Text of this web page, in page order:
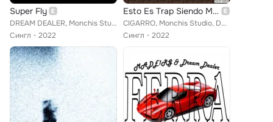
Super Fly
DREAM DEALER, Monchis Studio
Сингл
2022
Esto Es Trap Siendo Mas Rap
CIGARRO, Monchis Studio, DREAM DEALER
Сингл
2022